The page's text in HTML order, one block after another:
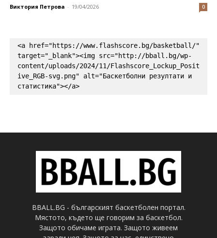
Виктория Петрова - 19/04/2026 0
<a href="https://www.flashscore.bg/basketball/"
target="_blank"><img src="http://bball.bg/wp-
content/uploads/2024/11/Flashscore_Lockup_Posit
ive_RGB-svg.png" alt="Баскетболни резултати и
статистика"></a>
BBALL.BG - българският баскетболен портал.
Мястото, където ще говорим за баскетбол.
Защото обичаме играта. Защото живеем